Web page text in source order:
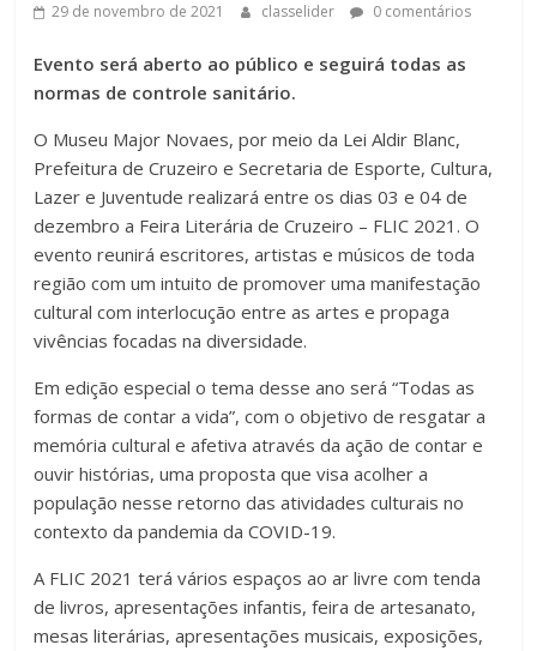
29 de novembro de 2021 classelider 0 comentários
Evento será aberto ao público e seguirá todas as
normas de controle sanitário.
O Museu Major Novaes, por meio da Lei Aldir Blanc,
Prefeitura de Cruzeiro e Secretaria de Esporte, Cultura,
Lazer e Juventude realizará entre os dias 03 e 04 de
dezembro a Feira Literária de Cruzeiro – FLIC 2021. O
evento reunirá escritores, artistas e músicos de toda
região com um intuito de promover uma manifestação
cultural com interlocução entre as artes e propaga
vivências focadas na diversidade.
Em edição especial o tema desse ano será “Todas as
formas de contar a vida”, com o objetivo de resgatar a
memória cultural e afetiva através da ação de contar e
ouvir histórias, uma proposta que visa acolher a
população nesse retorno das atividades culturais no
contexto da pandemia da COVID-19.
A FLIC 2021 terá vários espaços ao ar livre com tenda
de livros, apresentações infantis, feira de artesanato,
mesas literárias, apresentações musicais, exposições,